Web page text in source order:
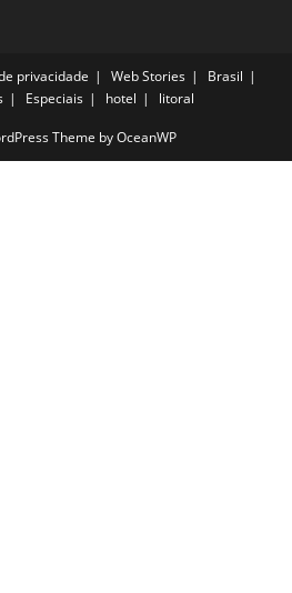
privacidade Web Stories
Brasil
Especiais hotel litoral
Theme by OceanWP